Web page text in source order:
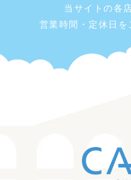
当サイトの各
営業時間・定休日を